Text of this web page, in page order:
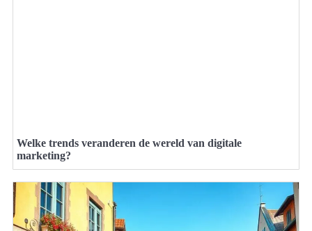
Welke trends veranderen de wereld van digitale
marketing?